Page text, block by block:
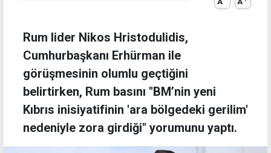
Rum lider Nikos Hristodulidis,
Cumhurbaşkanı Erhürman ile
görüşmesinin olumlu geçtiğini
belirtirken, Rum basını "BM’nin yeni
Kıbrıs inisiyatifinin 'ara bölgedeki gerilim'
nedeniyle zora girdiği" yorumunu yaptı.